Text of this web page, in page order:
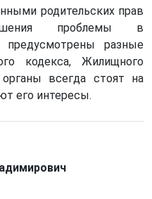
родительских прав
проблемы в
предусмотрены разные
кодекса, Жилищного
всегда стоят на
его интересы.